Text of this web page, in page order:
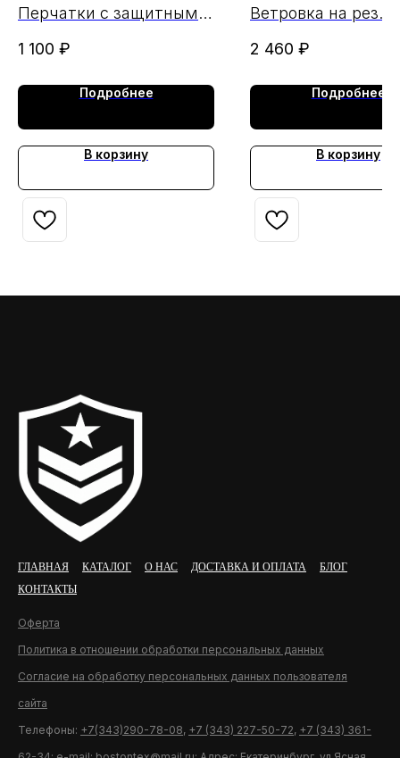
накладками черные
МАРКА (ЧЗ
Перчатки с защитными
накладками черные
1 100 ₽
Подробнее
В корзину
хаки МАРКА
Ветровка на рез. с
подкл./тк
2 460 ₽
Подробнее
В корзину
ГЛАВНАЯ КАТАЛОГ О НАС ДОСТАВКА И ОПЛАТА
БЛОГ
КОНТАКТЫ
Оферта
Политика в отношении обработки персональных данных
Согласие на обработку персональных данных пользователя
сайта
Телефоны: +7(343)290-78-08, +7 (343) 227-50-72, +7 (343) 361-